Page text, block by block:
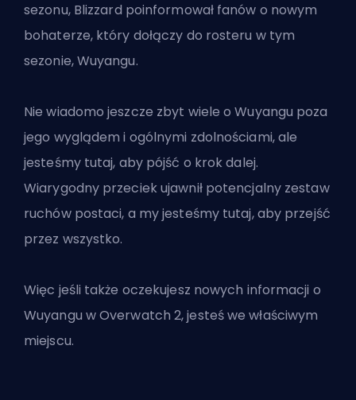
sezonu, Blizzard poinformował fanów o nowym
bohaterze, który dołączy do rosteru w tym
sezonie, Wuyangu.
Nie wiadomo jeszcze zbyt wiele o Wuyangu poza
jego wyglądem i ogólnymi zdolnościami, ale
jesteśmy tutaj, aby pójść o krok dalej.
Wiarygodny przeciek ujawnił potencjalny zestaw
ruchów postaci, a my jesteśmy tutaj, aby przejść
przez wszystko.
Więc jeśli także oczekujesz nowych informacji o
Wuyangu w Overwatch 2, jesteś we właściwym
miejscu.